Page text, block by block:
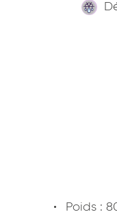
Poids :